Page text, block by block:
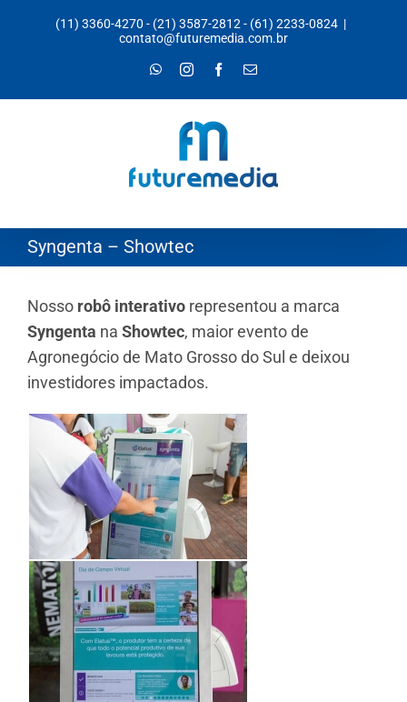
(11) 3360-4270 - (21) 3587-2812- (61) 2233-0824 |
contato@futuremedia.com.br
WhatsAppInstagramFacebook
E-
Syngenta – Showtec
Nosso robô interativo representou a marca
Syngenta na Showtec, maior evento de
Agronegócio de Mato Grosso do Sul e deixou
investidores impactados.